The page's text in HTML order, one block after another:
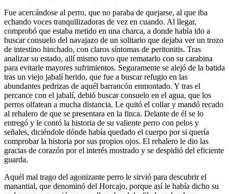
Fue acercándose al perro, que no paraba de quejarse, al que iba
echando voces tranquilizadoras de vez en cuando. Al llegar,
comprobó que estaba metido en una charca, a donde había ido a
buscar consuelo del navajazo de un solitario que dejaba ver un trozo
de intestino hinchado, con claros síntomas de peritonitis. Tras
analizar su estado, allí mismo tuvo que rematarlo con su carabina
para evitarle mayores sufrimientos. Seguramente se alejó de la batida
tras un viejo jabalí herido, que fue a buscar refugio en las
abundantes pedrizas de aquél barrancón enmontado. Y tras el
percance con el jabalí, debió buscar consuelo en el agua, que los
perros olfatean a mucha distancia. Le quitó el collar y mandó recado
al rehalero de que se presentara en la finca. Delante de él se lo
entregó y le contó la historia de su valiente perro con pelos y
señales, diciéndole dónde había quedado el cuerpo por si quería
comprobar la historia por sus propios ojos. El rehalero le dio las
gracias de corazón por el interés mostrado y se despidió del eficiente
guarda.
Aquél mal trago del agonizante perro le sirvió para descubrir el
manantial, que denominó del Horcajo, porque así le había dicho su